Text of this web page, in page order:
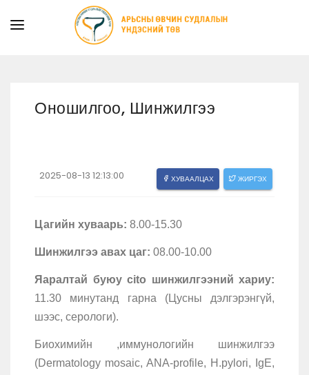
ХУУЛЬ ЭРХ ЗҮЙ
Оношилгоо, Шинжилгээ
2025-08-13 12:13:00 ХУВААЛЦАХ ЖИРГЭХ
Цагийн хуваарь: 8.00-15.30
Шинжилгээ авах цаг: 08.00-10.00
Яаралтай буюу cito шинжилгээний хариу:
11.30 минутанд гарна (Цусны дэлгэрэнгүй,
шээс, серологи).
Биохимийн ,иммунологийн шинжилгээ
(Dermatology mosaic, ANA-profile, H.pylori, IgE,